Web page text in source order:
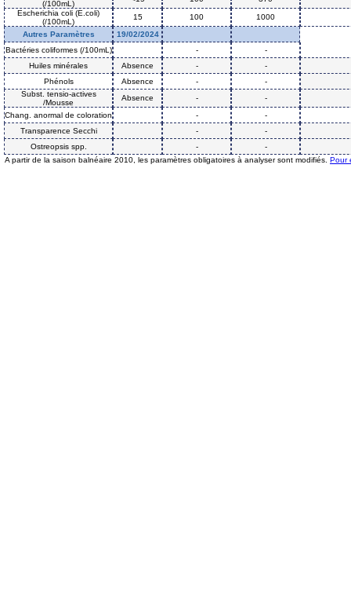
(/100mL)
Escherichia coli (E.coli)
(/100mL)
15 100
1000
Autres Paramètres
19/02/2024
Bactéries coliformes (/100mL)
-
-
Huiles minérales
Absence -
-
Phénols
Absence -
-
Subst. tensio-actives
/Mousse
Absence -
-
Chang. anormal de coloration
-
-
Transparence Secchi
-
-
Ostreopsis spp.
-
-
A partir de la saison balnéaire 2010, les paramètres obligatoires à analyser sont modifiés. Pour